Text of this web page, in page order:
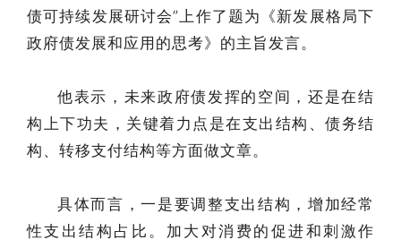
债可持续发展研讨会”上作了题为《新发展格局下
政府债发展和应用的思考》的主旨发言。
他表示，未来政府债发挥的空间，还是在结
构上下功夫，关键着力点是在支出结构、债务结
构、转移支付结构等方面做文章。
具体而言，一是要调整支出结构，增加经常
性支出结构占比。加大对消费的促进和刺激作